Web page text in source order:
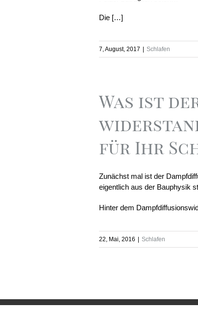
Die […]
7, August, 2017 Schlafen
Was ist
für Ihr
Zunächst mal ist der
eigentlich aus der Bauphysik
Hinter dem
22, Mai, 2016 Schlafen